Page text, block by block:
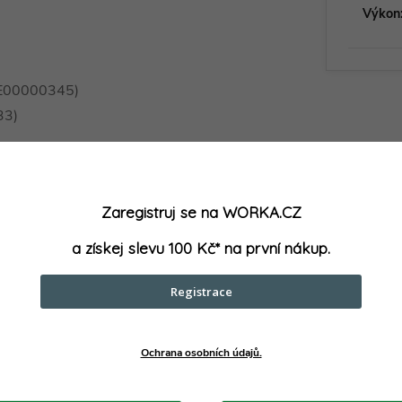
Výkon:
produktu doporučujeme ještě
Zaregistruj se na WORKA.CZ
a získej slevu 100 Kč* na první nákup.
Registrace
Ochrana osobních údajů.